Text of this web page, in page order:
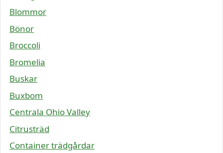
Blommor
Bönor
Broccoli
Bromelia
Buskar
Buxbom
Centrala Ohio Valley
Citrusträd
Container trädgårdar